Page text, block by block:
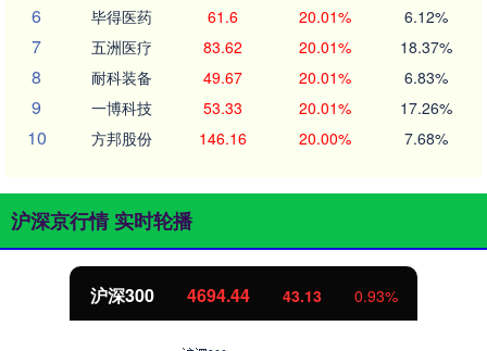
6 毕得医药 61.6 20.01% 6.12%
7 五洲医疗 83.62 20.01% 18.37%
8 耐科装备 49.67 20.01% 6.83%
9 一博科技 53.33 20.01% 17.26%
10 方邦股份 146.16 20.00% 7.68%
沪深京行情 实时轮播
沪深300 4694.44 43.13 0.93%